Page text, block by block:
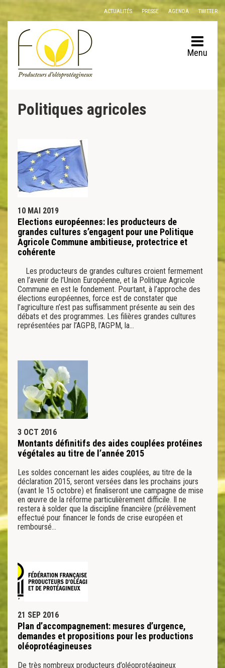
Panneau de gestion des cookies
ACTUALITÉS PRESSE AGENDA TWITTER
Menu
Politiques agricoles
10 MAI 2019
Elections européennes: les producteurs de
grandes cultures s’engagent pour une Politique
Agricole Commune ambitieuse, protectrice et
cohérente
Les producteurs de grandes cultures croient fermement
en l’avenir de l’Union Européenne, et la Politique Agricole
Commune en est le fondement. Pourtant, à l’approche des
élections européennes, force est de constater que
l’agriculture n’est pas suffisamment présente au sein des
débats et des programmes. Les filières grandes cultures
représentées par l’AGPB, l’AGPM, la…
3 OCT 2016
Montants définitifs des aides couplées protéines
végétales au titre de l’année 2015
Les soldes concernant les aides couplées, au titre de la
déclaration 2015, seront versées dans les prochains jours
(avant le 15 octobre) et finaliseront une campagne de mise
en œuvre de la réforme particulièrement difficile. Il ne
restera à solder que la discipline financière (prélèvement
effectué pour financer le fonds de crise européen et
remboursé…
21 SEP 2016
Plan d’accompagnement: mesures d’urgence,
demandes et propositions pour les productions
oléoprotéagineuses
De très nombreux producteurs d’oléoprotéagineux